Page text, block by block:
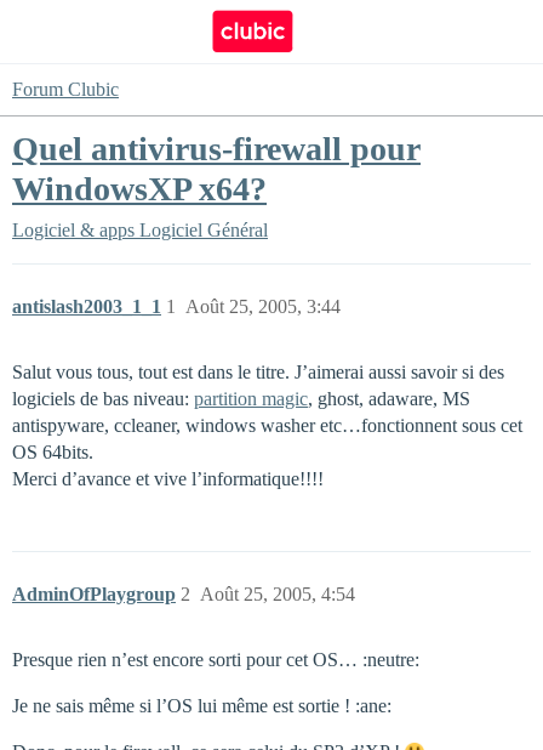
Forum Clubic
Quel antivirus-firewall pour
WindowsXP x64?
Logiciel & apps Logiciel Général
antislash2003_1_1 Août 25, 2005, 3:44
1
Salut vous tous, tout est dans le titre. J’aimerai aussi savoir si des
logiciels de bas niveau: partition magic, ghost, adaware, MS
antispyware, ccleaner, windows washer etc…fonctionnent sous cet
OS 64bits.
Merci d’avance et vive l’informatique!!!!
AdminOfPlaygroup Août 25, 2005, 4:54
2
Presque rien n’est encore sorti pour cet OS… :neutre:
Je ne sais même si l’OS lui même est sortie ! :ane: